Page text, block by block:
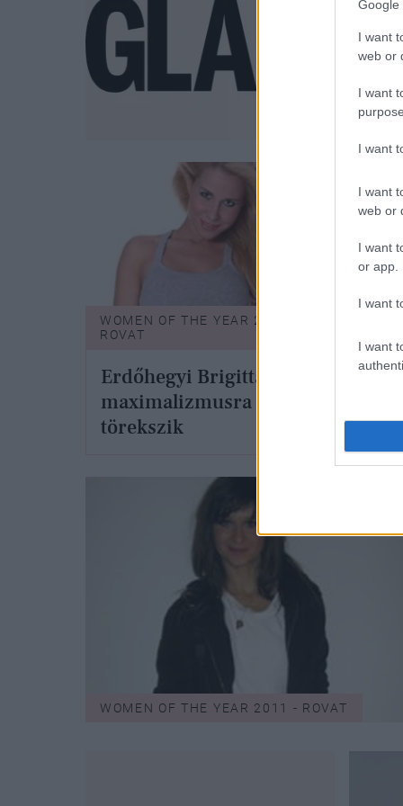
Google
I want
web or
I want
I want
I want
web or
I want
or app.
I want
I want
WOMEN OF THE YEAR 2011 -
ROVAT
Erdőhegyi Brigitta
maximalizmusra
törekszik
WOMEN OF THE YEAR 2011 - ROVAT